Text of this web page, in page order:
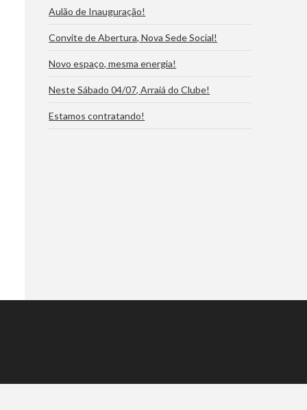
Aulão de Inauguração!
Convite de Abertura, Nova Sede Social!
Novo espaço, mesma energia!
Neste Sábado 04/07, Arraiá do Clube!
Estamos contratando!